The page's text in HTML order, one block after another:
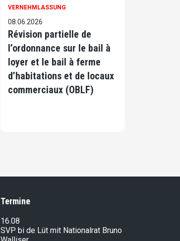
VERNEHMLASSUNG
08.06.2026
Révision partielle de
l’ordonnance sur le bail à
loyer et le bail à ferme
d’habitations et de locaux
commerciaux (OBLF)
Termine
16.08
SVP bi de Lüt mit Nationalrat Bruno